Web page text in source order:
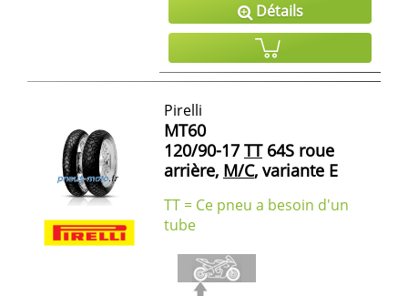
Détails
Pirelli
MT60
120/90-17 TT64S roue
arrière, M/C, variante E
TT = Ce pneu a besoin d'un
tube